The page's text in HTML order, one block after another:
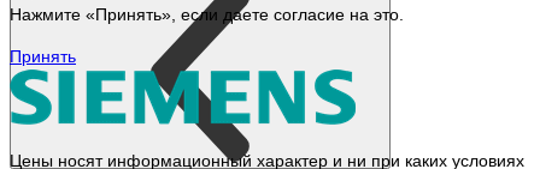
Нажмите «Принять», если даете согласие на это.
Принять
Цены носят информационный характер и ни при каких условиях